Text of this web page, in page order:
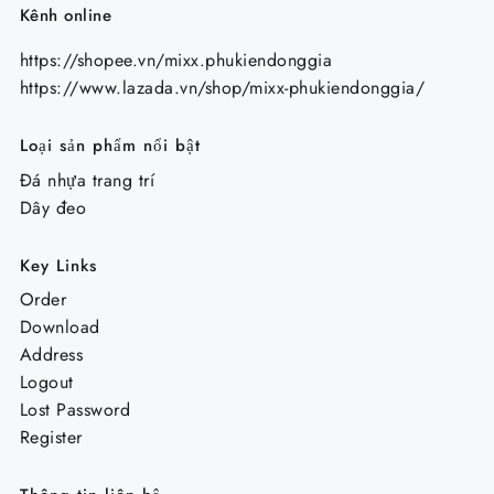
Kênh online
https://shopee.vn/mixx.phukiendonggia
https://www.lazada.vn/shop/mixx-phukiendonggia/
Loại sản phẩm nổi bật
Đá nhựa trang trí
Dây đeo
Key Links
Order
Download
Address
Logout
Lost Password
Register